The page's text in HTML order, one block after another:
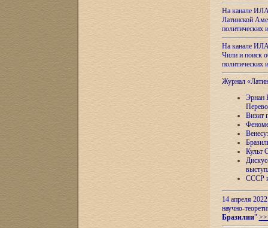
На канале
Латинской
На канале
Чили и поиск
Журнал
Эрнан
Визит
Культ
СССР и
14 апреля
научно-
Бразилии"